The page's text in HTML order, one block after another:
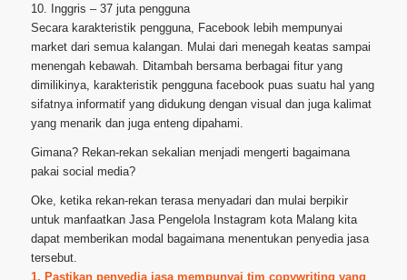
10. Inggris – 37 juta pengguna
Secara karakteristik pengguna, Facebook lebih mempunyai
market dari semua kalangan. Mulai dari menegah keatas sampai
menengah kebawah. Ditambah bersama berbagai fitur yang
dimilikinya, karakteristik pengguna facebook puas suatu hal yang
sifatnya informatif yang didukung dengan visual dan juga kalimat
yang menarik dan juga enteng dipahami.
Gimana? Rekan-rekan sekalian menjadi mengerti bagaimana
pakai social media?
Oke, ketika rekan-rekan terasa menyadari dan mulai berpikir
untuk manfaatkan Jasa Pengelola Instagram kota Malang kita
dapat memberikan modal bagaimana menentukan penyedia jasa
tersebut.
1. Pastikan penyedia jasa mempunyai tim copywriting yang